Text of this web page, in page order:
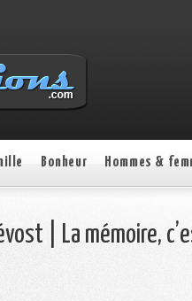
Bonheur Hommes &
| La mémoire,